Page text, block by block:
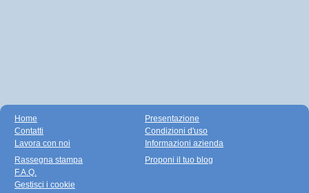
Home
Contatti
Lavora con noi
Presentazione
Condizioni d'uso
Informazioni azienda
Rassegna stampa
F.A.Q.
Gestisci i cookie
Proponi il tuo blog